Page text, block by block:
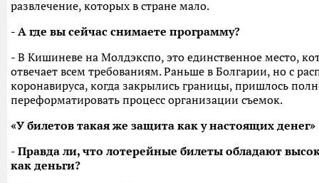
развлечение, которых в стране мало.
- А где вы сейчас снимаете программу?
- В Кишиневе на Молдэкспо, это единственное место,
отвечает всем требованиям. Раньше в Болгарии, но с
коронавируса, когда закрылись границы, пришлось
переформатировать процесс организации съемок.
«У билетов такая же защита как у настоящих денег»
- Правда ли, что лотерейные билеты обладают
как деньги?